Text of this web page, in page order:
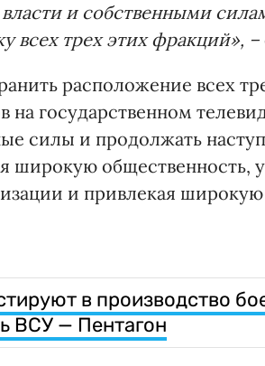
власти и собственными
всех трех этих фракций», –
расположение всех
на государственном
силы и продолжать
широкую общественность,
и привлекая
в производство
ВСУ — Пентагон